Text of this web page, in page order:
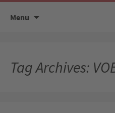
Menu
Tag Archives: